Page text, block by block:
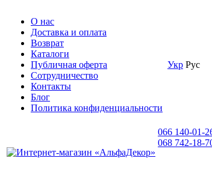
О нас
Доставка и оплата
Возврат
Каталоги
Публичная оферта
Сотрудничество
Контакты
Блог
Политика конфиденциальности
Укр Рус
066 140-01-
068 742-18-